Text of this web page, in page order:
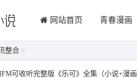
网站首页 青春漫画
整合 >
可收听完整版《乐可》全集（小说+漫